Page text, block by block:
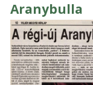
here
Aranybulla